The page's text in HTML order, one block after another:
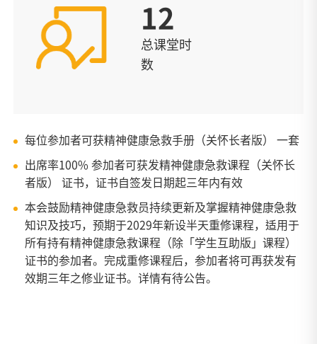
12
总课堂时
数
每位参加者可获精神健康急救手册（关怀长者版） 一套
出席率100% 参加者可获发精神健康急救课程（关怀长
者版） 证书，证书自签发日期起三年内有效
本会鼓励精神健康急救员持续更新及掌握精神健康急救
知识及技巧，预期于2029年新设半天重修课程，适用于
所有持有精神健康急救课程（除「学生互助版」课程）
证书的参加者。完成重修课程后，参加者将可再获发有
效期三年之修业证书。详情有待公告。